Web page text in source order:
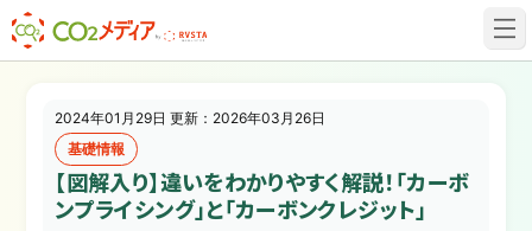
建設業✕脱炭素専門CO2メディア
2024年01月29日 更新：2026年03月26日
基礎情報
【図解入り】違いをわかりやすく解説！「カーボ
ンプライシング」と「カーボンクレジット」